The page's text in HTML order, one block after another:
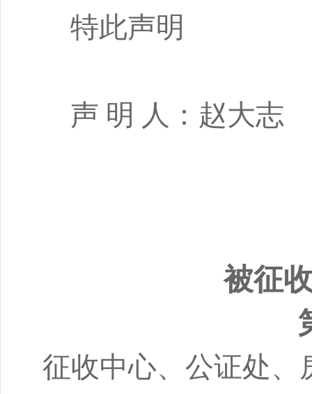
特此声明
声 明 人：赵大志
被征
征收中心、公证处、